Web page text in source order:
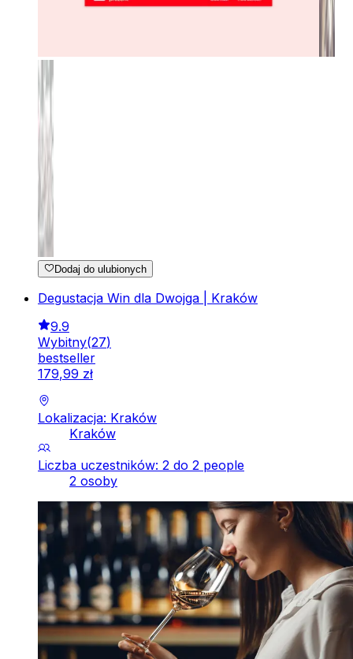
Dodaj do ulubionych
Degustacja Win dla Dwojga | Kraków
9.9
Wybitny(27)
bestseller
179,99 zł
Lokalizacja: Kraków
Kraków
Liczba uczestników: 2 do 2 people
2 osoby